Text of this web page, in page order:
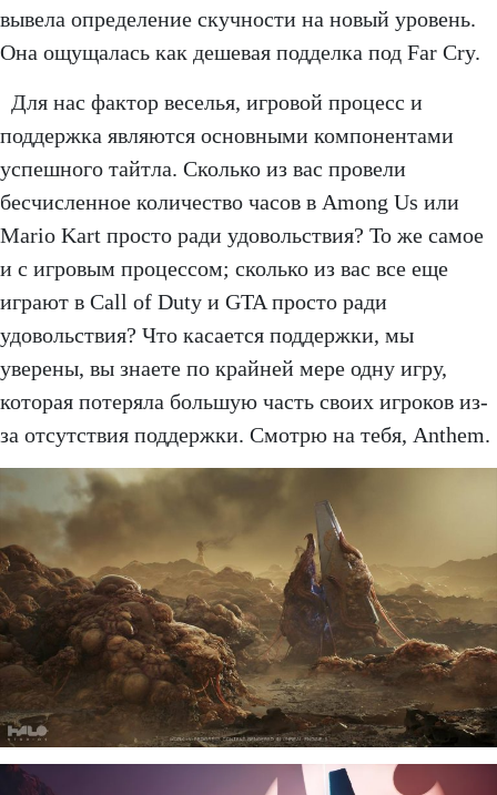
вывела определение скучности на новый уровень.
Она ощущалась как дешевая подделка под Far Cry.
Для нас фактор веселья, игровой процесс и
поддержка являются основными компонентами
успешного тайтла. Сколько из вас провели
бесчисленное количество часов в Among Us или
Mario Kart просто ради удовольствия? То же самое
и с игровым процессом; сколько из вас все еще
играют в Call of Duty и GTA просто ради
удовольствия? Что касается поддержки, мы
уверены, вы знаете по крайней мере одну игру,
которая потеряла большую часть своих игроков из-
за отсутствия поддержки. Смотрю на тебя, Anthem.